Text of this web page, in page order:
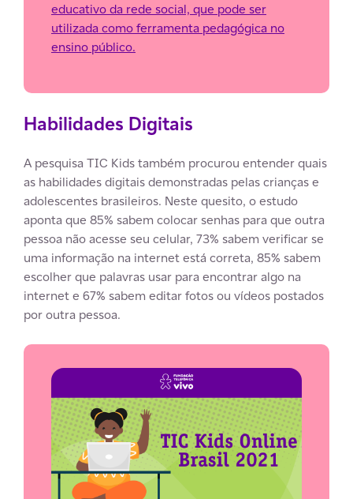
educativo da rede social, que pode ser
utilizada como ferramenta pedagógica no
ensino público.
Habilidades Digitais
A pesquisa TIC Kids também procurou entender quais
as habilidades digitais demonstradas pelas crianças e
adolescentes brasileiros. Neste quesito, o estudo
aponta que 85% sabem colocar senhas para que outra
pessoa não acesse seu celular, 73% sabem verificar se
uma informação na internet está correta, 85% sabem
escolher que palavras usar para encontrar algo na
internet e 67% sabem editar fotos ou vídeos postados
por outra pessoa.